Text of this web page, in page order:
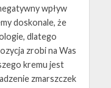
wpływ
doskonale, że
dlatego
zrobi na Was
kremu jest
zmarszczek